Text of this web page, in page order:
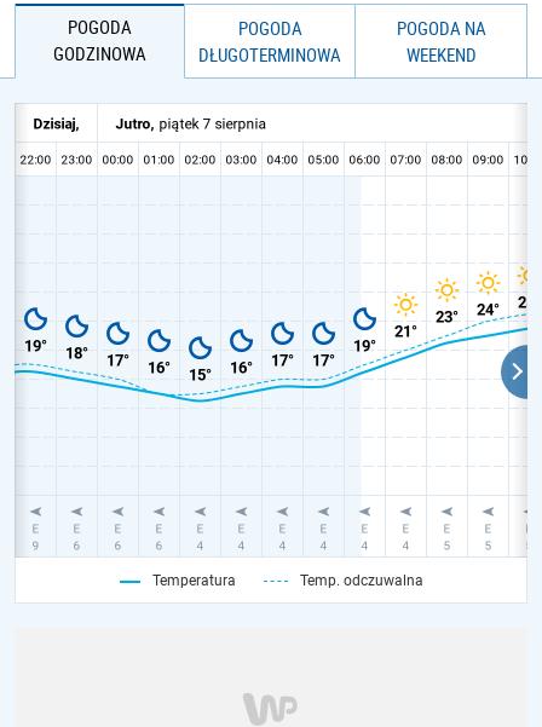
POGODA
GODZINOWA
POGODA
DŁUGOTERMINOWA
POGODA NA
WEEKEND
Temperatura Temp. odczuwalna